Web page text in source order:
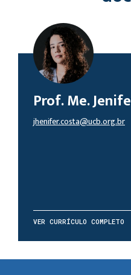
Prof. Me.
jhenifer.costa@ucb.org.br
VER CURRÍCULO COMPLETO